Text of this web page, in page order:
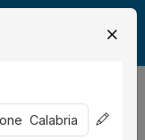
Ordina per